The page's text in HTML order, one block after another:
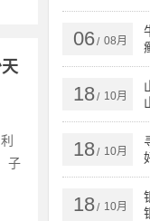
子
06/ 08月
18/ 10月
18/ 10月
18/ 10月